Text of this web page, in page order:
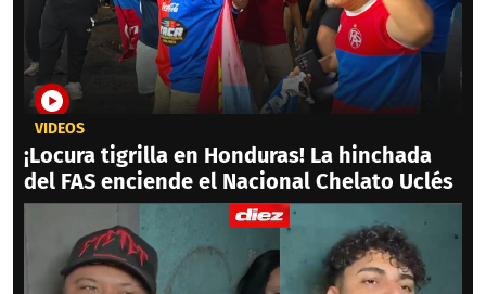
VIDEOS
¡Locura tigrilla en Honduras! La hinchada
del FAS enciende el Nacional Chelato Uclés